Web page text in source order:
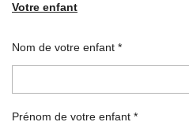
Votre enfant
Nom de votre enfant *
Prénom de votre enfant *